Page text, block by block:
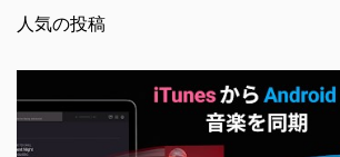
を
人気の投稿